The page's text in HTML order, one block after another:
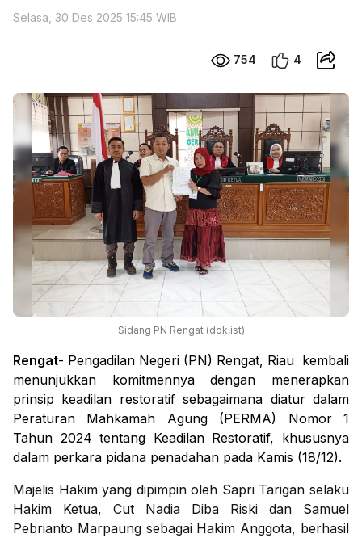
Selasa, 30 Des 2025 15:45 WIB
754 4
Sidang PN Rengat (dok,ist)
Rengat- Pengadilan Negeri (PN) Rengat, Riau kembali
menunjukkan komitmennya dengan menerapkan
prinsip keadilan restoratif sebagaimana diatur dalam
Peraturan Mahkamah Agung (PERMA) Nomor 1
Tahun 2024 tentang Keadilan Restoratif, khususnya
dalam perkara pidana penadahan pada Kamis (18/12).
Majelis Hakim yang dipimpin oleh Sapri Tarigan selaku
Hakim Ketua, Cut Nadia Diba Riski dan Samuel
Pebrianto Marpaung sebagai Hakim Anggota, berhasil